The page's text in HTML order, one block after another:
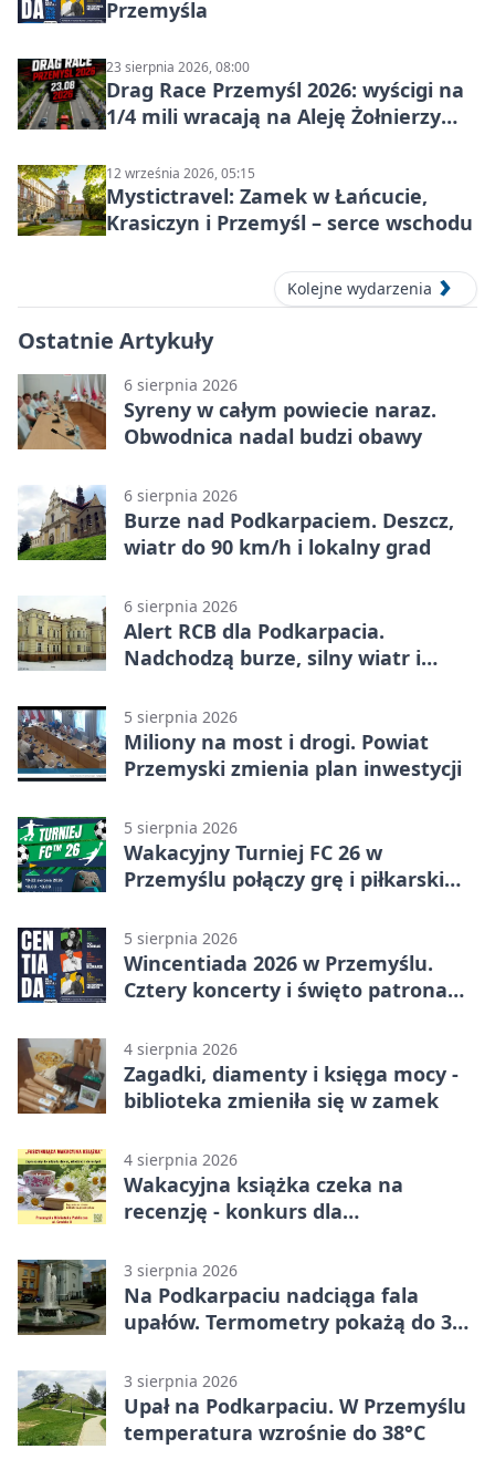
Przemyśla
23 sierpnia 2026, 08:00
Drag Race Przemyśl 2026: wyścigi na
1/4 mili wracają na Aleję Żołnierzy
12 września 2026, 05:15
Mystictravel: Zamek w Łańcucie,
Krasiczyn i Przemyśl – serce wschodu
Kolejne wydarzenia
Ostatnie Artykuły
6 sierpnia 2026
Syreny w całym powiecie naraz.
Obwodnica nadal budzi obawy
6 sierpnia 2026
Burze nad Podkarpaciem. Deszcz,
wiatr do 90 km/h i lokalny grad
6 sierpnia 2026
Alert RCB dla Podkarpacia.
Nadchodzą burze, silny wiatr i
5 sierpnia 2026
Miliony na most i drogi. Powiat
Przemyski zmienia plan inwestycji
5 sierpnia 2026
Wakacyjny Turniej FC 26 w
Przemyślu połączy grę i piłkarski
5 sierpnia 2026
Wincentiada 2026 w Przemyślu.
Cztery koncerty i święto patrona
4 sierpnia 2026
Zagadki, diamenty i księga mocy -
biblioteka zmieniła się w zamek
4 sierpnia 2026
Wakacyjna książka czeka na
recenzję - konkurs dla
3 sierpnia 2026
Na Podkarpaciu nadciąga fala
upałów. Termometry pokażą do 36
3 sierpnia 2026
Upał na Podkarpaciu. W Przemyślu
temperatura wzrośnie do 38°C